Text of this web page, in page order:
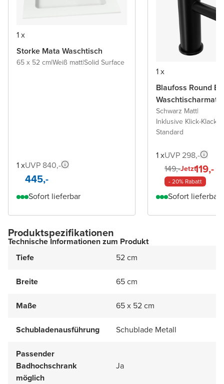
1 x
Storke Mata Waschtisch
65 x 52 cm|Weiß matt|Solid Surface
1 xUVP 840,-
445,-
Sofort lieferbar
1 x
Blaufoss Round
Schwarz Matt|
Inklusive Klick-Klack
Standard
1 xUVP 298,-
149,-Jetzt119,-
- 20% Rabatt
Sofort lieferbar
Produktspezifikationen
Technische Informationen zum Produkt
Tiefe
52 cm
Breite 65 cm
Maße 65 x 52 cm
Schubladenausführung Schublade Metall
Passender
Badhochschrank
möglich
Ja